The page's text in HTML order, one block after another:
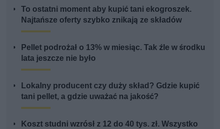
To ostatni moment aby kupić tani ekogroszek.
Najtańsze oferty szybko znikają ze składów
Pellet podrożał o 13% w miesiąc. Tak źle w środku
lata jeszcze nie było
Lokalny producent czy duży skład? Gdzie kupić
tani pellet, a gdzie uważać na jakość?
Koszt studni wzrósł z 12 do 40 tys. zł. Wszystko